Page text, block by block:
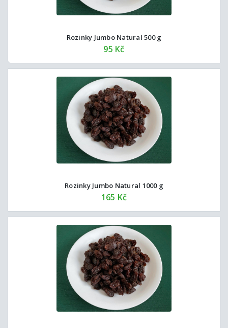
Rozinky Jumbo Natural 500 g
95 Kč
Rozinky Jumbo Natural 1000 g
165 Kč